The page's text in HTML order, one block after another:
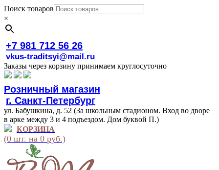
Поиск товаров
×
+7 981 712 56 26
vkus-traditsyi@mail.ru
Заказы через корзину принимаем круглосуточно
Розничный магазин
г. Санкт-Петербург
ул. Бабушкина, д. 52 (За школьным стадионом. Вход во дворе
в арке между 3 и 4 подъездом. Дом буквой П.)
КОРЗИНА
(0 шт. на 0 руб.)